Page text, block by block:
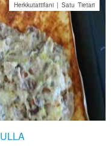
Herkkutattifani | Satu Tietari